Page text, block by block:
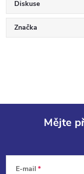
Diskuse
Značka
Mějte
E-mail